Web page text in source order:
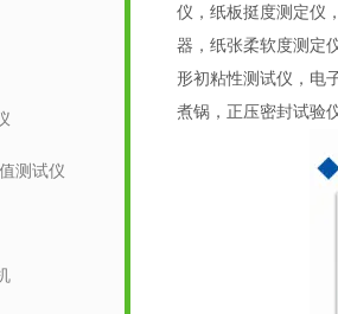
仪，纸板挺度测定仪
器，纸张柔软度测定
形初粘性测试仪，电
煮锅，正压密封试验
测试仪